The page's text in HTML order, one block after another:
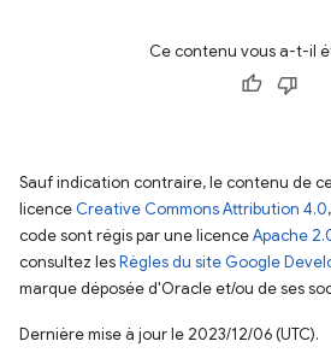
Ce contenu vous a-t-il
Sauf indication contraire, le contenu de
licence Creative Commons Attribution 4.0
code sont régis par une licenceApache
consultez lesRègles du site Google
marque déposée d'Oracle et/ou de ses
Dernière mise à jour le 2023/12/06 (UTC).